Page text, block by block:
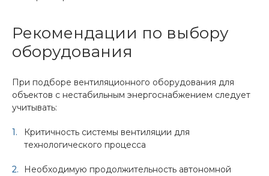
Рекомендации по выбору
оборудования
При подборе вентиляционного оборудования для
объектов с нестабильным энергоснабжением следует
учитывать:
Критичность системы вентиляции для
технологического процесса
Необходимую продолжительность автономной